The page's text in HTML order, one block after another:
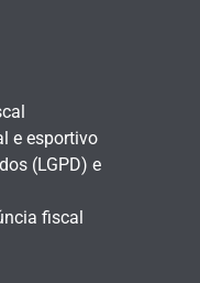
e esportivo
(LGPD) e
fiscal